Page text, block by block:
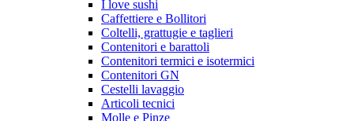
I love sushi
Caffettiere e Bollitori
Coltelli, grattugie e taglieri
Contenitori e barattoli
Contenitori termici e isotermici
Contenitori GN
Cestelli lavaggio
Articoli tecnici
Molle e Pinze